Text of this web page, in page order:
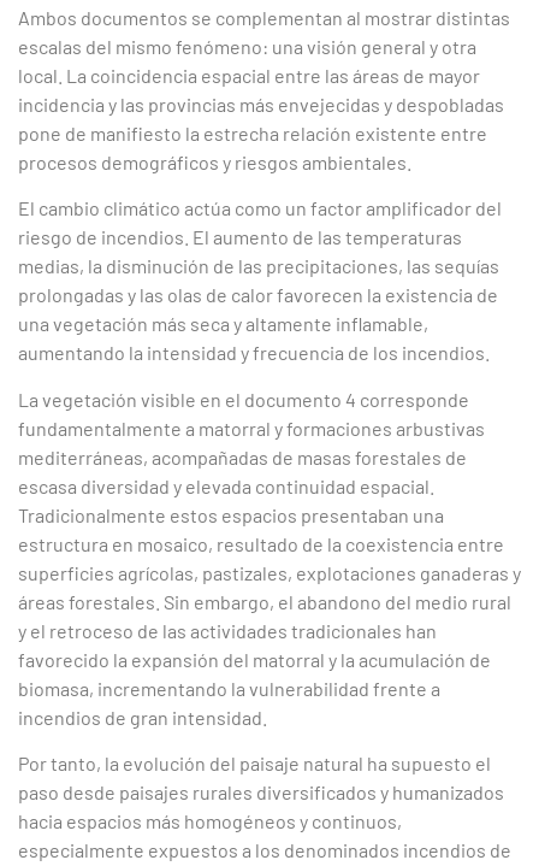
Ambos documentos se complementan al mostrar distintas
escalas del mismo fenómeno: una visión general y otra
local. La coincidencia espacial entre las áreas de mayor
incidencia y las provincias más envejecidas y despobladas
pone de manifiesto la estrecha relación existente entre
procesos demográficos y riesgos ambientales.
El cambio climático actúa como un factor amplificador del
riesgo de incendios. El aumento de las temperaturas
medias, la disminución de las precipitaciones, las sequías
prolongadas y las olas de calor favorecen la existencia de
una vegetación más seca y altamente inflamable,
aumentando la intensidad y frecuencia de los incendios.
La vegetación visible en el documento 4 corresponde
fundamentalmente a matorral y formaciones arbustivas
mediterráneas, acompañadas de masas forestales de
escasa diversidad y elevada continuidad espacial.
Tradicionalmente estos espacios presentaban una
estructura en mosaico, resultado de la coexistencia entre
superficies agrícolas, pastizales, explotaciones ganaderas y
áreas forestales. Sin embargo, el abandono del medio rural
y el retroceso de las actividades tradicionales han
favorecido la expansión del matorral y la acumulación de
biomasa, incrementando la vulnerabilidad frente a
incendios de gran intensidad.
Por tanto, la evolución del paisaje natural ha supuesto el
paso desde paisajes rurales diversificados y humanizados
hacia espacios más homogéneos y continuos,
especialmente expuestos a los denominados incendios de